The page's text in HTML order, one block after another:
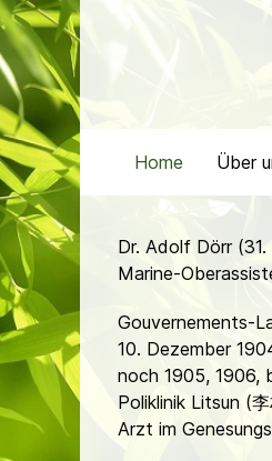
Home Über
Dr. Adolf Dörr
Marine-
Gouvernements-
10. Dezember
noch 1905, 1906,
Poliklinik Litsun (
Arzt im